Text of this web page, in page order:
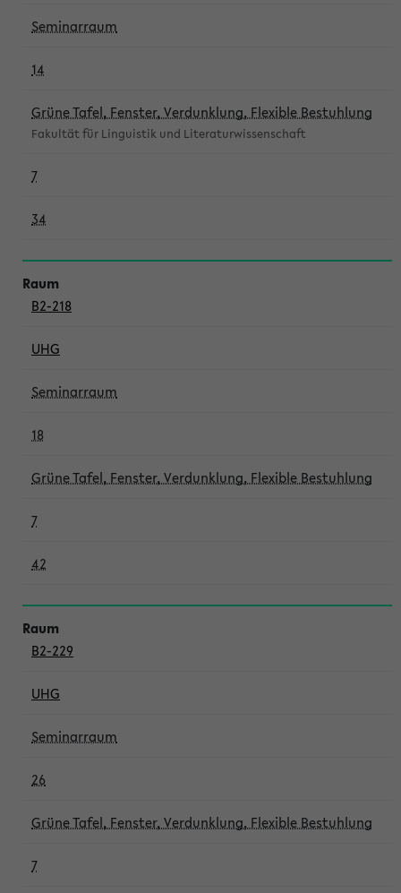
Seminarraum
14
Grüne Tafel, Fenster, Verdunklung, Flexible Bestuhlung
Fakultät für Linguistik und Literaturwissenschaft
7
34
B2-218
UHG
Seminarraum
18
Grüne Tafel, Fenster, Verdunklung, Flexible Bestuhlung
7
42
B2-229
UHG
Seminarraum
26
Grüne Tafel, Fenster, Verdunklung, Flexible Bestuhlung
7